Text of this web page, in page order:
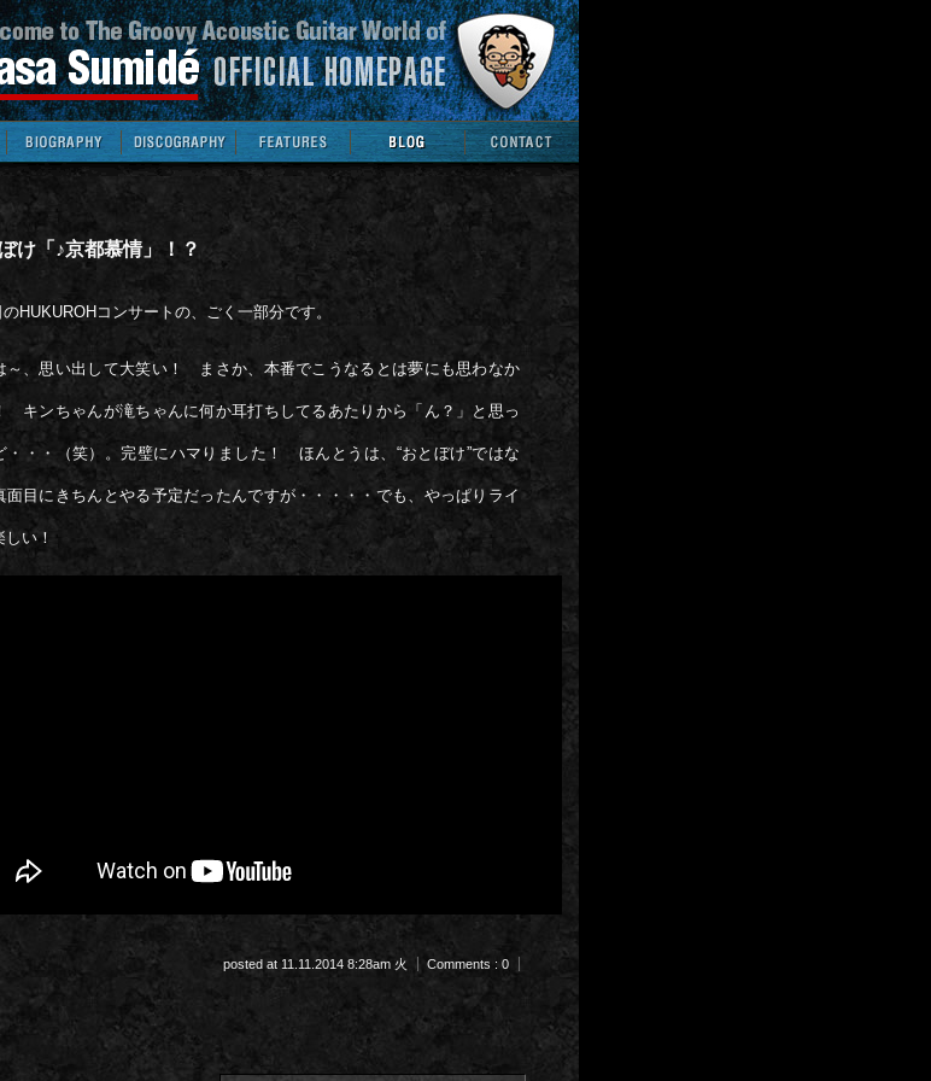
け「♪京都慕情」！？
のHUKUROHコンサートの、ごく一部分です。
～、思い出して大笑い！ まさか、本番でこうなるとは夢にも思わなか
キンちゃんが滝ちゃんに何か耳打ちしてるあたりから「ん？」と思っ
・・・（笑）。完璧にハマりました！ ほんとうは、“おとぼけ”ではな
面目にきちんとやる予定だったんですが・・・・・でも、やっぱりライ
しい！
posted at 11.11.2014 8:28am 火 Comments : 0